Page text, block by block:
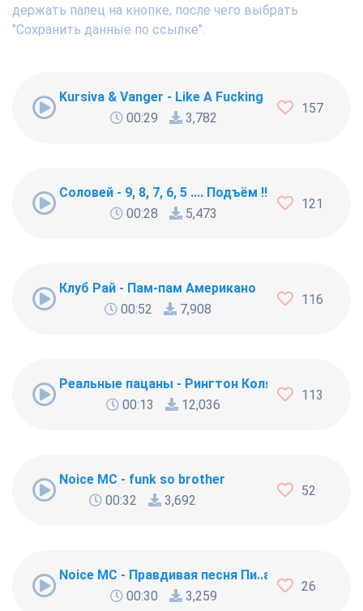
держать палец на кнопке, после чего выбрать
"Сохранить данные по ссылке".
Kursiva & Vanger - Like A Fucking Newbie
00:29
3,782
157
Соловей - 9, 8, 7, 6, 5 .... Подъём !!!
00:28
5,473
121
Клуб Рай - Пам-пам Американо
00:52
7,908
116
Реальные пацаны - Рингтон Коляна
00:13
12,036
113
Noice MC - funk so brother
00:32
3,692
52
Noice MC - Правдивая песня Пи..абола
00:30
3,259
26